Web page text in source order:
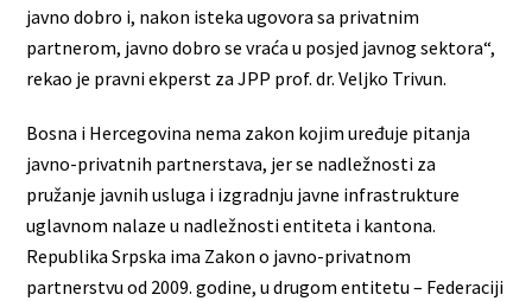
javno dobro i, nakon isteka ugovora sa privatnim
partnerom, javno dobro se vraća u posjed javnog sektora“,
rekao je pravni ekperst za JPP prof. dr. Veljko Trivun.
Bosna i Hercegovina nema zakon kojim uređuje pitanja
javno-privatnih partnerstava, jer se nadležnosti za
pružanje javnih usluga i izgradnju javne infrastrukture
uglavnom nalaze u nadležnosti entiteta i kantona.
Republika Srpska ima Zakon o javno-privatnom
partnerstvu od 2009. godine, u drugom entitetu – Federaciji